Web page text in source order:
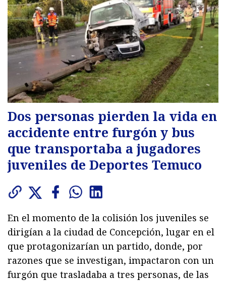
Dos personas pierden la vida en
accidente entre furgón y bus
que transportaba a jugadores
juveniles de Deportes Temuco
En el momento de la colisión los juveniles se
dirigían a la ciudad de Concepción, lugar en el
que protagonizarían un partido, donde, por
razones que se investigan, impactaron con un
furgón que trasladaba a tres personas, de las